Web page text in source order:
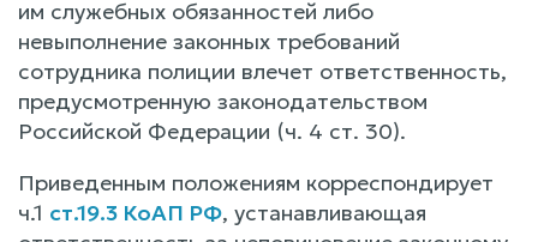
им служебных обязанностей либо
невыполнение законных требований
сотрудника полиции влечет ответственность,
предусмотренную законодательством
Российской Федерации (ч. 4 ст. 30).
Приведенным положениям корреспондирует
ч.1 ст.19.3 КоАП РФ, устанавливающая